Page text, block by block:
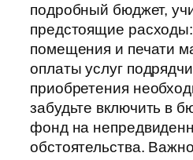
подробный бюджет,
предстоящие
помещения и печати
оплаты услуг
приобретения
забудьте включить в
фонд на
обстоятельства.